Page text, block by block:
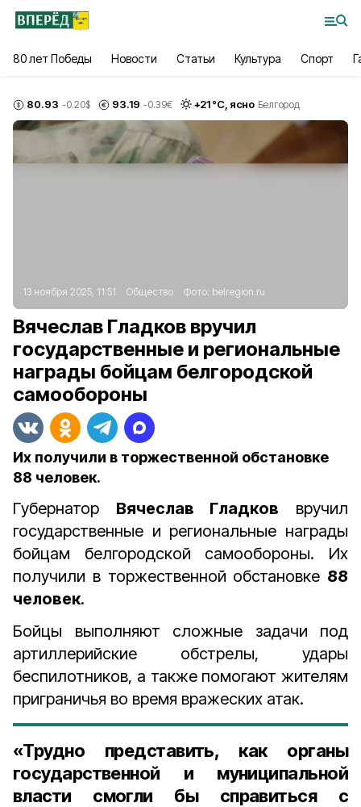
80 лет Победы Новости Статьи Культура Спорт
80.93 -0.20$ 93.19 -0.39€ +21°С, ясно Белгород
13 ноября 2025, 11:51 Общество Фото: belregion.ru
Вячеслав Гладков вручил
государственные и региональные
награды бойцам белгородской
самообороны
Их получили в торжественной обстановке
88 человек.
Губернатор Вячеслав Гладков вручил
государственные и региональные награды
бойцам белгородской самообороны. Их
получили в торжественной обстановке 88
человек.
Бойцы выполняют сложные задачи под
артиллерийские обстрелы, удары
беспилотников, а также помогают жителям
приграничья во время вражеских атак.
«Трудно представить, как органы
государственной и муниципальной
власти смогли бы справиться с